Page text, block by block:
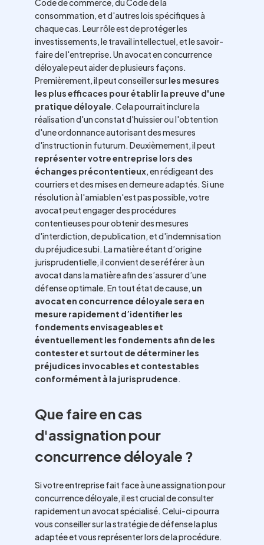
Code de commerce, du Code de la
consommation, et d'autres lois spécifiques à
chaque cas. Leur rôle est de protéger les
investissements, le travail intellectuel, et le savoir-
faire de l'entreprise. Un avocat en concurrence
déloyale peut aider de plusieurs façons.
Premièrement, il peut conseiller surles mesures
les plus efficaces pour établir la preuve d'une
pratique déloyale. Cela pourrait inclure la
réalisation d'un constat d'huissier ou l'obtention
d'une ordonnance autorisant des mesures
d'instruction in futurum. Deuxièmement, il peut
représenter votre entreprise lors des
échanges précontentieux, en rédigeant des
courriers et des mises en demeure adaptés. Si une
résolution à l'amiable n'est pas possible, votre
avocat peut engager des procédures
contentieuses pour obtenir des mesures
d'interdiction, de publication, et d'indemnisation
du préjudice subi. La matière étant d’origine
jurisprudentielle, il convient de se référer à un
avocat dans la matière afin de s’assurer d’une
défense optimale. En tout état de cause, un
avocat en concurrence déloyale sera en
mesure rapidement d’identifier les
fondements envisageables et
éventuellement les fondements afin de les
contester et surtout de déterminer les
préjudices invocables et contestables
conformément à la jurisprudence.
Que faire en cas
d'assignation pour
concurrence déloyale ?
Si votre entreprise fait face à une assignation pour
concurrence déloyale, il est crucial de consulter
rapidement un avocat spécialisé. Celui-ci pourra
vous conseiller sur la stratégie de défense la plus
adaptée et vous représenter lors de la procédure.